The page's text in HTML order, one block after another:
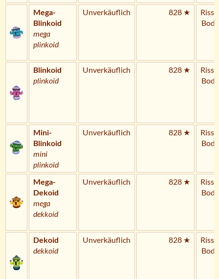
Mega-
Blinkoid
mega
plinkoid
Unverkäuflich 828 ★
Riss
Blinkoid
plinkoid
Unverkäuflich 828 ★
Riss
Mini-
Blinkoid
mini
plinkoid
Unverkäuflich 828 ★
Riss
Mega-
Dekoid
mega
dekkoid
Unverkäuflich 828 ★
Riss
Dekoid
dekkoid
Unverkäuflich 828 ★
Riss